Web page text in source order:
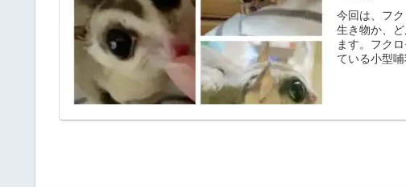
今回は、フ
生き物か、
ます。フク
ている小型